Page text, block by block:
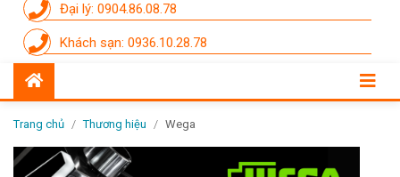
Đại lý: 0904.86.08.78
Khách sạn: 0936.10.28.78
KHUYẾN MÃI
SỰ KIỆN THƯƠNG HIỆU
LIÊN HỆ
Trang chủ / Thương hiệu / Wega